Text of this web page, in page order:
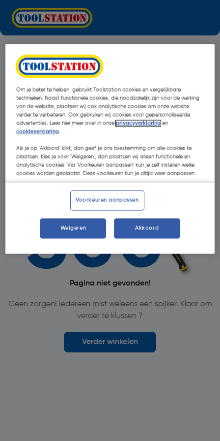
Oops!
Pagina niet gevonden!
Geen zorgen! Iedereen mist weleens een spijker. Klaar om
verder te klussen ?
Verder winkelen
Om je beter te helpen, gebruikt Toolstation cookies en vergelijkbare
technieken. Naast functionele cookies, die noodzakelijk zijn voor de werking
van de website, plaatsen wij ook analytische cookies om onze website
verder te verbeteren. Ook gebruiken wij cookies voor gepersonaliseerde
advertenties. Lees hier meer over in onzeprivacyverklaring en
cookieverklaring.
Als je op 'Akkoord' klikt, dan geef je ons toestemming om alle cookies te
plaatsen. Kies je voor 'Weigeren', dan plaatsen wij alleen functionele en
analytische cookies. Via 'Voorkeuren aanpassen' kun je zelf instellen welke
cookies worden geplaatst. Deze voorkeuren kun je altijd weer aanpassen.
Voorkeuren aanpassen
Weigeren Akkoord